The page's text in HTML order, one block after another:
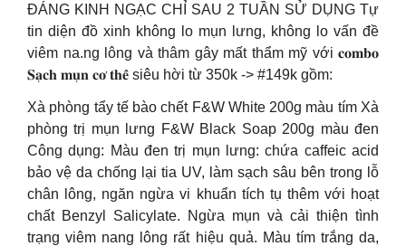
ĐÁNG KINH NGẠC CHỈ SAU 2 TUẦN SỬ DỤNG Tự
tin diện đồ xinh không lo mụn lưng, không lo vấn đề
viêm na.ng lông và thâm gây mất thẩm mỹ với 𝐜𝐨𝐦𝐛𝐨
𝐒𝐚̣𝐜𝐡 𝐦𝐮̣𝐧 𝐜𝐨̛ 𝐭𝐡𝐞̂̉ siêu hời từ 350k -> #149k gồm:
Xà phòng tẩy tế bào chết F&W White 200g màu tím Xà
phòng trị mụn lưng F&W Black Soap 200g màu đen
Công dụng: Màu đen trị mụn lưng: chứa caffeic acid
bảo vệ da chống lại tia UV, làm sạch sâu bên trong lỗ
chân lông, ngăn ngừa vi khuẩn tích tụ thêm với hoạt
chất Benzyl Salicylate. Ngừa mụn và cải thiện tình
trạng viêm nang lông rất hiệu quả. Màu tím trắng da,